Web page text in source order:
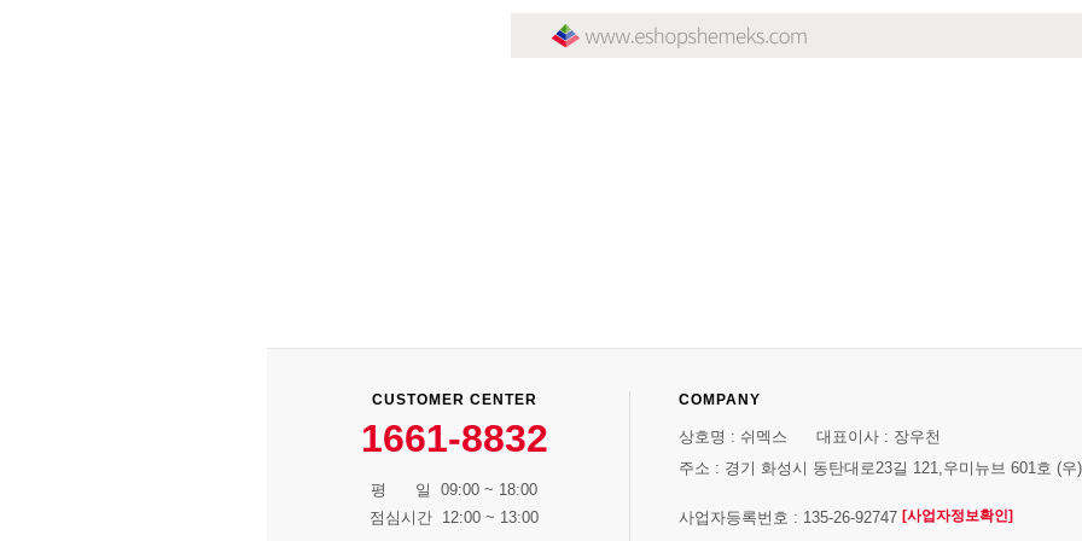
CUSTOMER CENTER
1661-8832
평 일 09:00 ~ 18:00
점심시간 12:00 ~ 13:00
COMPANY
상호명 : 쉬멕스 대표이사 : 장우천
주소 : 경기 화성시 동탄대로23길 121,우미뉴브 601호 (우
사업자등록번호 : 135-26-92747 [사업자정보확인]